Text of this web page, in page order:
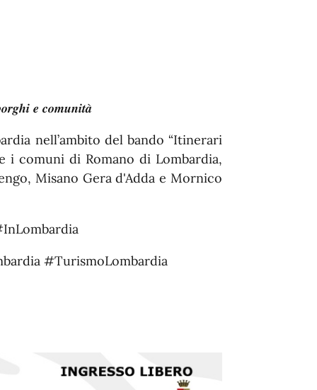
𝒆 𝒄𝒐𝒎𝒖𝒏𝒊𝒕𝒂̀
nell’ambito del bando “Itinerari
i comuni di Romano di Lombardia,
Misano Gera d'Adda e Mornico
#TurismoLombardia